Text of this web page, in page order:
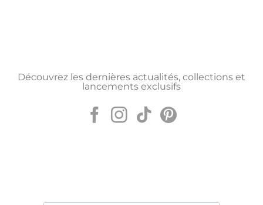
Découvrez les dernières actualités, collections et
lancements exclusifs